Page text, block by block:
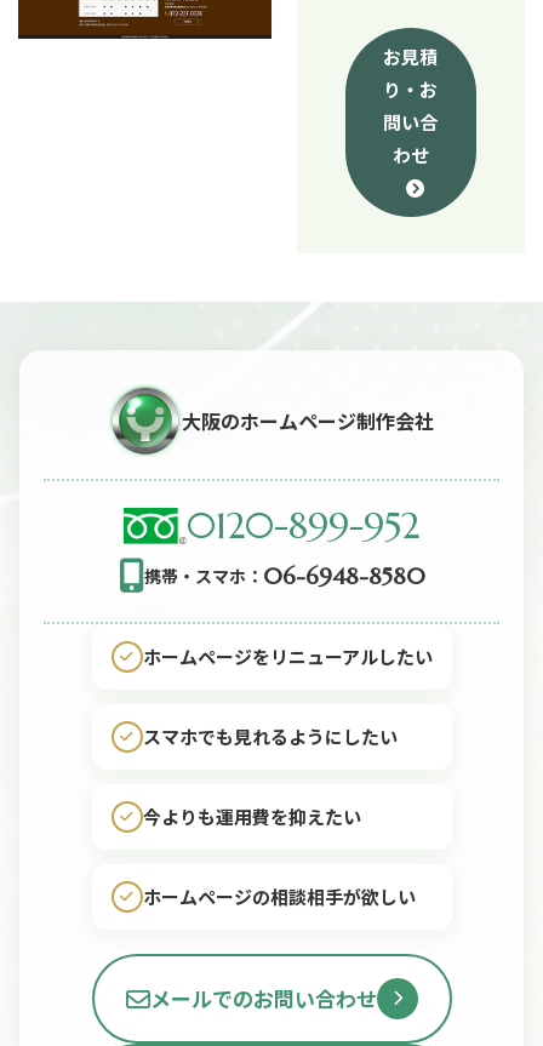
お見積
り・お
問い合
わせ
大阪のホームページ制作会社
0120-899-952
携帯・スマホ： 06-6948-8580
ホームページをリニューアルしたい
スマホでも見れるようにしたい
今よりも運用費を抑えたい
ホームページの相談相手が欲しい
メールでのお問い合わせ